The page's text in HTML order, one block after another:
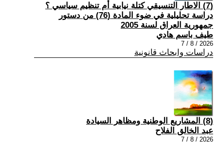
(7) الاطار التنسيقي كتلة نيابية أم تنظيم سياسي ؟
دراسة تحليلية في ضوء المادة (76) من دستور
جمهورية العراق لسنة 2005
طيف باسم هادي
2026 / 8 / 7
دراسات وابحاث قانونية
(8) المشاريع الوطنية ومظاهر السيادة
عبد الخالق الفلاح
2026 / 8 / 7